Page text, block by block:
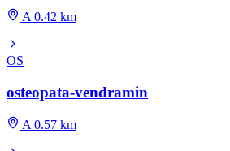
A 0.42 km
OS
osteopata-vendramin
A 0.57 km